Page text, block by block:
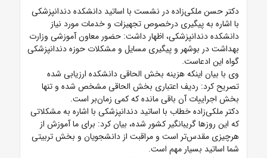
دکتر حسن ملکی‌زاده در نشست با اساتید دانشکده دندانپزشکی
با اشاره به پیگیری‌ درخصوص تجهیزات و خدمات مورد نیاز
دانشکده دندانپزشکی، اظهار داشت: حضور معاون آموزشی وزارت
بهداشت در بوشهر و پیگیری مسایل و مشکلات حوزه دندانپزشکی
گواه این ادعاست.
وی با بیان اینکه هزینه بخش الحاقی دانشکده ارزیابی شده
تصریح کرد: ردیف اعتباری بخش الحاقی مشخص شده و تنها
بخش اجراییات آن باقی مانده که کمی زمان‌بر است.
دکتر ملکی‌زاده خطاب با اساتید دندانپزشکی با اشاره به مشکلاتی
که این روزها گریبانگیر کشور شده، بیان کرد: برای ما آموزش از
هرچیزی مقدس‌تر است و مراقبت از دانشجویان و بخش تربیتی
شما اساتید بسیار مهم است.